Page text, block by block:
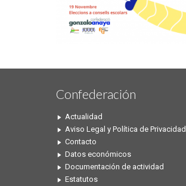
Confederación
Actualidad
Aviso Legal y Política de Privacidad
Contacto
Datos económicos
Documentación de actividad
Estatutos